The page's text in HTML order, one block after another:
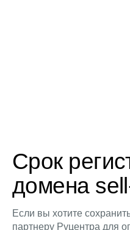
Срок
домена
Если вы хотите
партнеру Руцентра для